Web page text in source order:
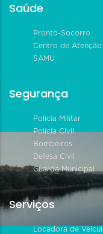
Saúde
Pronto-Socorro
Centro de
SAMU
Segurança
Polícia Militar
Polícia Civil
Bombeiros
Defesa Civil
Guarda Municipal
Serviços
Locadora de